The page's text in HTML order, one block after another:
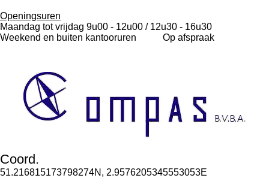
Openingsuren
Maandag tot vrijdag 9u00 - 12u00 / 12u30 - 16u30
Weekend en buiten kantooruren Op afspraak
Coord.
51.216815173798274N, 2.9576205345553053E